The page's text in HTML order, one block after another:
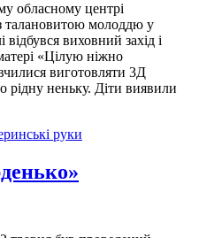
обласному центрі
талановитою молоддю у
відбувся виховний захід і
«Цілую ніжно
виготовляти 3Д
рідну неньку. Діти виявили
руки